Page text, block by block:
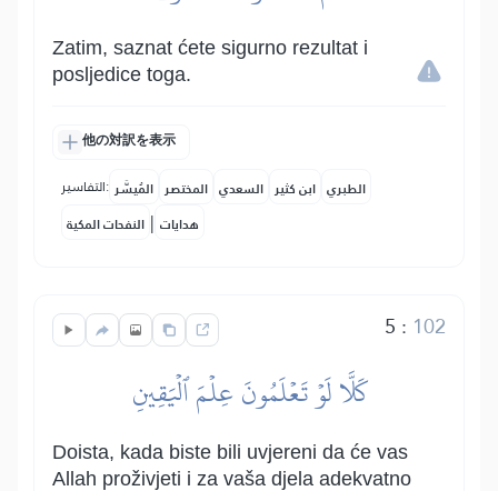
Zatim, saznat ćete sigurno rezultat i
posljedice toga.
他の対訳を表示
التفاسير: المُيسَّر المختصر السعدي ابن كثير الطبري
النفحات المكية | هدايات
5 : 102
كَلَّا لَوۡ تَعۡلَمُونَ عِلۡمَ ٱلۡيَقِينِ
Doista, kada biste bili uvjereni da će vas
Allah proživjeti i za vaša djela adekvatno